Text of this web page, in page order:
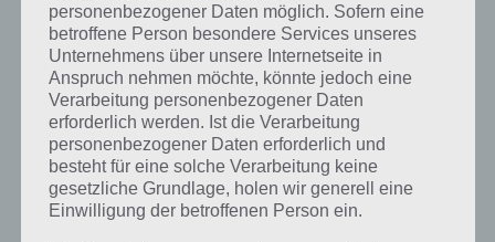
personenbezogener Daten möglich. Sofern eine
betroffene Person besondere Services unseres
Unternehmens über unsere Internetseite in
Anspruch nehmen möchte, könnte jedoch eine
Verarbeitung personenbezogener Daten
erforderlich werden. Ist die Verarbeitung
personenbezogener Daten erforderlich und
besteht für eine solche Verarbeitung keine
gesetzliche Grundlage, holen wir generell eine
Einwilligung der betroffenen Person ein.